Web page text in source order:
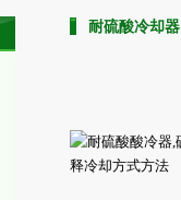
耐硫酸冷却器